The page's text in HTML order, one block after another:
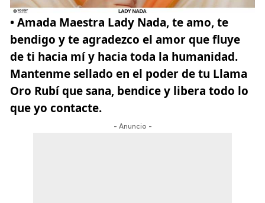
• Amada Maestra Lady Nada, te amo, te
bendigo y te agradezco el amor que fluye
de ti hacia mí y hacia toda la humanidad.
Mantenme sellado en el poder de tu Llama
Oro Rubí que sana, bendice y libera todo lo
que yo contacte.
- Anuncio -